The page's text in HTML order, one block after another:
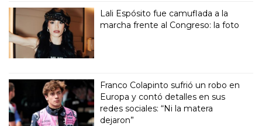
Lali Espósito fue camuflada a la
marcha frente al Congreso: la foto
Franco Colapinto sufrió un robo en
Europa y contó detalles en sus
redes sociales: “Ni la matera
dejaron”